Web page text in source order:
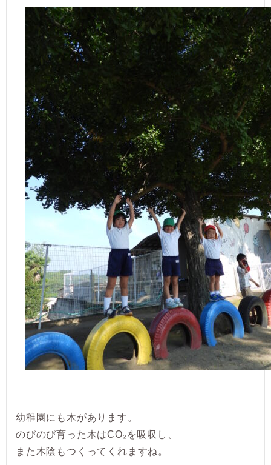
幼稚園にも木があります。
のびのび育った木はCO₂を吸収し、
また木陰もつくってくれますね。